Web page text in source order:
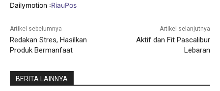
Dailymotion :RiauPos
Artikel sebelumnya
Redakan Stres, Hasilkan
Produk Bermanfaat
Artikel selanjutnya
Aktif dan Fit Pascalibur
Lebaran
BERITA LAINNYA